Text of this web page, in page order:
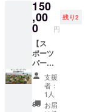
田 太郎
※万が
一、天
災など
のやむ
を得な
い理由
で掲出
場所、
掲出物
等が使
もしく
は名
称）
と、
ゴール
ポスト
カバー
への記
銘内容
をご記
入くだ
びいた
だけま
す。
②HP内
特設
ページ
へのデ
ジタル
芳名
※①の
ゴール
ていた
だきま
す。 ※
ベンチ
記銘の
内容と
異なっ
ていて
もかま
いませ
ん ③HP
掲出方
法：ク
ラブハ
ウス入
口正
面、芳
名板に
個人名
を掲
出。 ※
６文字
称、
パーク
の品位
を損な
う恐れ
のある
表記は
お断り
する場
合がご
ざいま
②HP内
特設
ページ
へのデ
ジタル
芳名 ※
１名様
の個人
名のみ
とさせ
ていた
現金へ
の交換
はでき
ん。お
つりは
出ませ
ん。 ・
郵送に
てお送
りいた
ジにお
名前を
掲出。
※個人
名、団
体名
（法
人、自
治体、
または
実在す
ポーツ
パーク
内に地
元豊田
市の高
校と共
同で運
営する
「コ
ミュニ
ティ
150
,00
0 円
残り2
【ス
ポーツ
パーク
内「コ
ミュニ
ティ
ガーデ
支援
者：
1人
お届